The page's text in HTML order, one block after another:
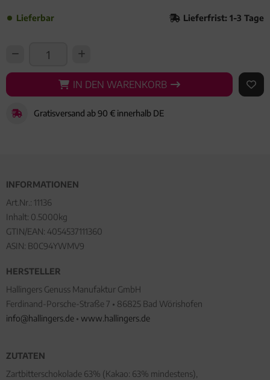
Lieferbar Lieferfrist: 1-3 Tage
IN DEN WARENKORB
IN DEN WARENKORB AUF
Gratisversand ab 90 € innerhalb DE
INFORMATIONEN
Art.Nr.: 11136
Inhalt: 0.5000kg
GTIN/EAN: 4054537111360
ASIN: B0C94YWMV9
HERSTELLER
Hallingers Genuss Manufaktur GmbH
Ferdinand-Porsche-Straße 7 • 86825 Bad Wörishofen
info@hallingers.de • www.hallingers.de
ZUTATEN
Zartbitterschokolade 63% (Kakao: 63% mindestens),